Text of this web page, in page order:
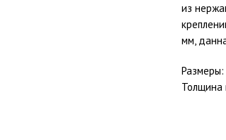
из
мм,
Толщина